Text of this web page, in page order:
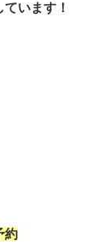
います！
約